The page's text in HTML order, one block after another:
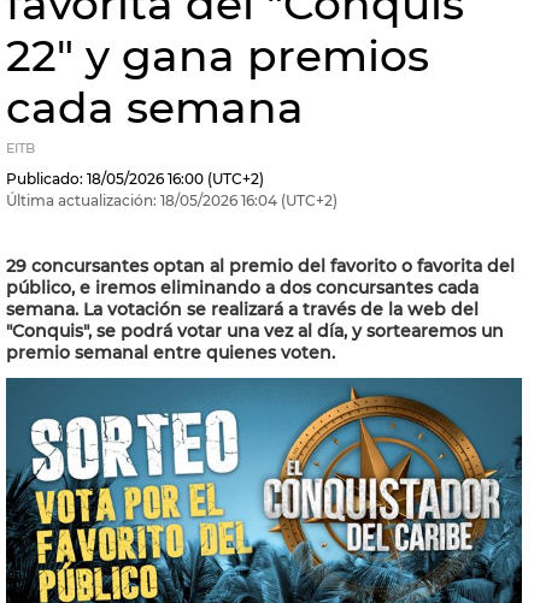
22" y gana premios
cada semana
EITB
Publicado: 18/05/2026 16:00 (UTC+2)
Última actualización: 18/05/2026 16:04 (UTC+2)
29 concursantes optan al premio del favorito o favorita del
público, e iremos eliminando a dos concursantes cada
semana. La votación se realizará a través de la web del
"Conquis", se podrá votar una vez al día, y sortearemos un
premio semanal entre quienes voten.